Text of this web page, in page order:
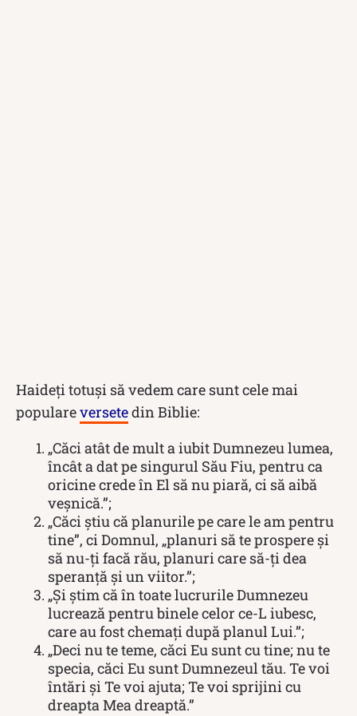
Haideți totuși să vedem care sunt cele mai
populareversetedin Biblie:
„Căci atât de mult a iubit Dumnezeu lumea,
încât a dat pe singurul Său Fiu, pentru ca
oricine crede în El să nu piară, ci să aibă
veșnică.”;
„Căci știu că planurile pe care le am pentru
tine”, ci Domnul, „planuri să te prospere și
să nu-ți facă rău, planuri care să-ți dea
speranță și un viitor.”;
„Și știm că în toate lucrurile Dumnezeu
lucrează pentru binele celor ce-L iubesc,
care au fost chemați după planul Lui.”;
„Deci nu te teme, căci Eu sunt cu tine; nu te
specia, căci Eu sunt Dumnezeul tău. Te voi
întări și Te voi ajuta; Te voi sprijini cu
dreapta Mea dreaptă.”